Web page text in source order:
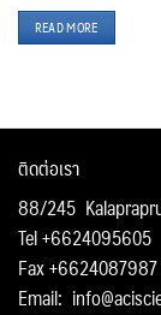
READ MORE
ติดต่อเรา
88/245
Tel +6624095605
Fax +6624087987
Email: